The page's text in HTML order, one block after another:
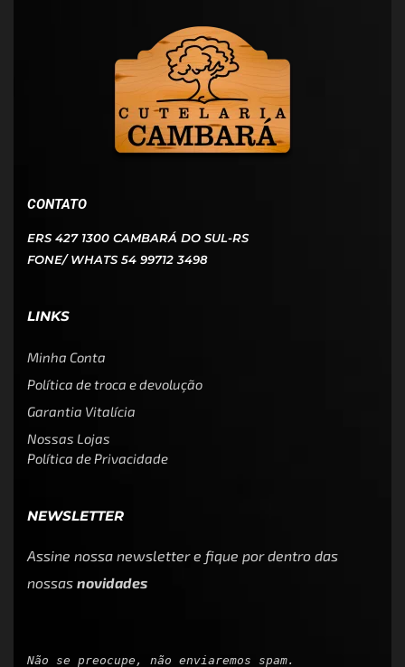
CONTATO
ERS 427 1300 CAMBARÁ DO SUL-RS
FONE/ WHATS 54 99712 3498
LINKS
Minha Conta
Política de troca e devolução
Garantia Vitalícia
Nossas Lojas
Política de Privacidade
NEWSLETTER
Assine nossa newsletter e fique por dentro das
nossas novidades
Não se preocupe, não enviaremos spam.